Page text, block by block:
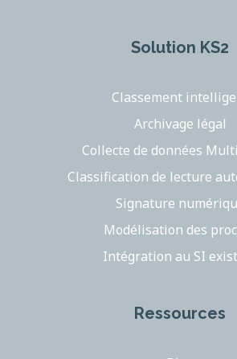
Solution KS2
Classement
Archivage légal
Collecte de données
Classification de lecture
Signature
Modélisation des
Intégration au SI
Ressources